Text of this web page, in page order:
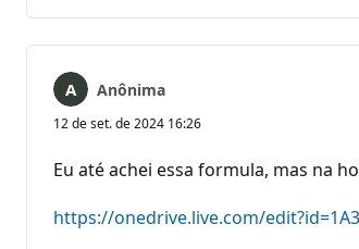
Anônima
12 de set. de 2024 16:26
Eu até achei essa formula, mas na
https://onedrive.live.com/